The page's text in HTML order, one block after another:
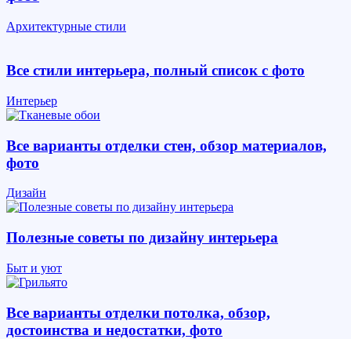
Архитектурные стили
Все стили интерьера, полный список с фото
Интерьер
Все варианты отделки стен, обзор материалов,
фото
Дизайн
Полезные советы по дизайну интерьера
Быт и уют
Все варианты отделки потолка, обзор,
достоинства и недостатки, фото